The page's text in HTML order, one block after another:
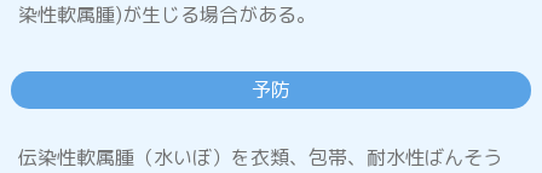
マイコプラズマ肺炎
染性軟属腫)が生じる場合がある。
予防
伝染性軟属腫（水いぼ）を衣類、包帯、耐水性ばんそう